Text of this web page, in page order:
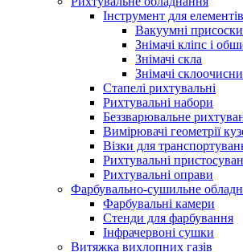
Інструмент для
Вакуумні присоски
Знімачі кліпс і
Знімачі скла
Знімачі
Стапелі рихтувальні
Рихтувальні набори
Беззварювальне
Вимірювачі геометрії
Візки для
Рихтувальні
Рихтувальні оправи
Фарбувально-сушильне
Фарбувальні камери
Стенди для фарбування
Інфрачервоні сушки
Витяжка вихлопних газів